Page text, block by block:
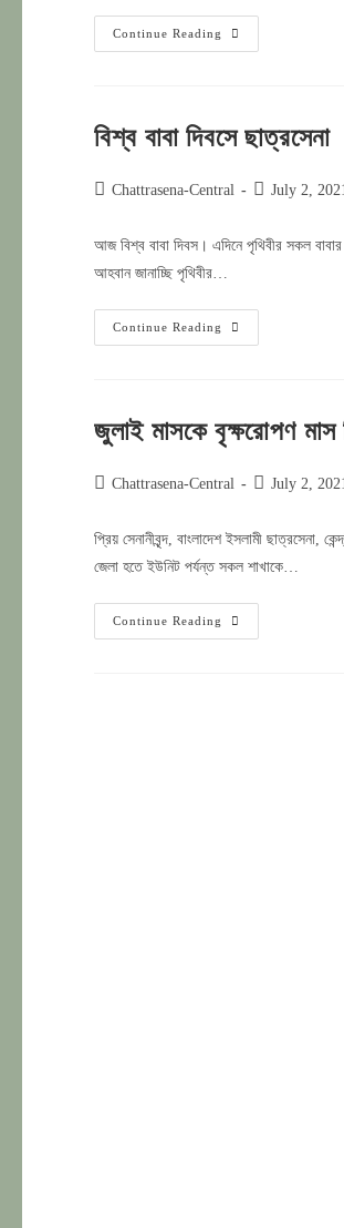
Continue Reading
অনুগামী
পরীক্ষা২২
বিশ্ব বাবা দিবসে ছাত্রসেনা
PostChattrasena-Central
PostJuly 2,
আজ বিশ্ব বাবা দিবস। এদিনে পৃথিবীর সকল
আহবান জানাচ্ছি পৃথিবীর…
Continue Reading
বিশ্ব
বাবা
জুলাই মাসকে বৃক্ষরোপণ মাস
PostChattrasena-Central
PostJuly 2,
প্রিয় সেনানীবৃন্দ, বাংলাদেশ ইসলামী ছাত্রসেনা,
জেলা হতে ইউনিট পর্যন্ত সকল শাখাকে…
Continue Reading
জুলাই
মাসকে